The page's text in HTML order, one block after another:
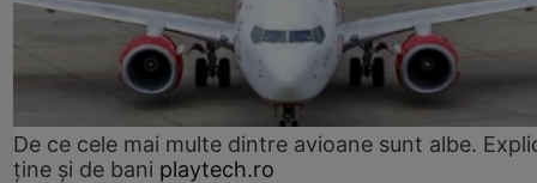
De ce cele mai multe dintre avioane sunt albe.
ține și de bani playtech.ro